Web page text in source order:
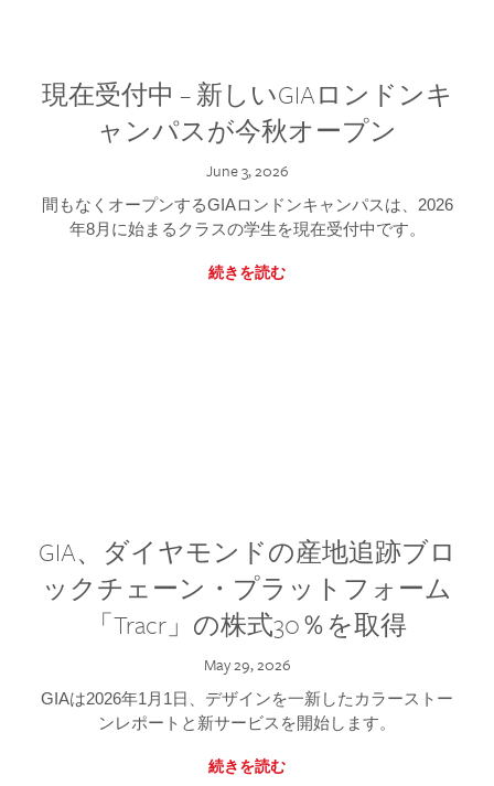
現在受付中 – 新しいGIAロンドンキ
ャンパスが今秋オープン
June 3, 2026
間もなくオープンするGIAロンドンキャンパスは、2026
年8月に始まるクラスの学生を現在受付中です。
続きを読む
GIA、ダイヤモンドの産地追跡ブロ
ックチェーン・プラットフォーム
「Tracr」の株式30％を取得
May 29, 2026
GIAは2026年1月1日、デザインを一新したカラーストー
ンレポートと新サービスを開始します。
続きを読む